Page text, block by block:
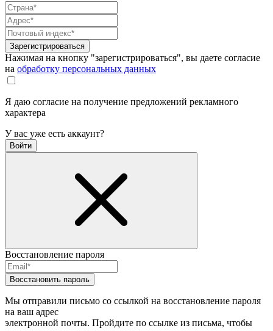
Зарегистрироваться
Нажимая на кнопку "зарегистрироваться", вы даете согласие
на обработку персональных данных
Я даю согласие на получение предложений рекламного
характера
У вас уже есть аккаунт?
Войти
Восстановление пароля
Восстановить пароль
Мы отправили письмо со ссылкой на восстановление пароля
на ваш адрес
электронной почты. Пройдите по ссылке из письма, чтобы